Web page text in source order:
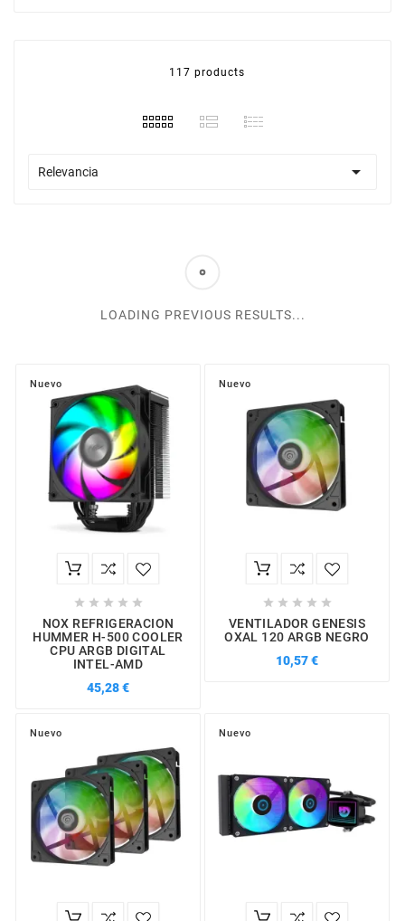
117 products
Relevancia 
LOADING PREVIOUS RESULTS...
Nuevo
    
NOX REFRIGERACION
HUMMER H-500 COOLER
CPU ARGB DIGITAL
INTEL-AMD
45,28 €
Nuevo
    
VENTILADOR GENESIS
OXAL 120 ARGB NEGRO
10,57 €
Nuevo Nuevo